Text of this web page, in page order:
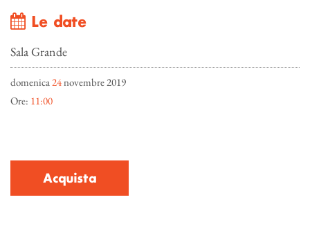
Le date
Sala Grande
domenica24novembre 2019
Ore: 11:00
Acquista